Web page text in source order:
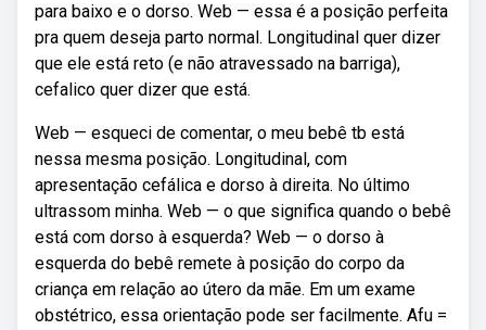
para baixo e o dorso. Web — essa é a posição perfeita
pra quem deseja parto normal. Longitudinal quer dizer
que ele está reto (e não atravessado na barriga),
cefalico quer dizer que está.
Web — esqueci de comentar, o meu bebê tb está
nessa mesma posição. Longitudinal, com
apresentação cefálica e dorso à direita. No último
ultrassom minha. Web — o que significa quando o bebê
está com dorso à esquerda? Web — o dorso à
esquerda do bebê remete à posição do corpo da
criança em relação ao útero da mãe. Em um exame
obstétrico, essa orientação pode ser facilmente. Afu =